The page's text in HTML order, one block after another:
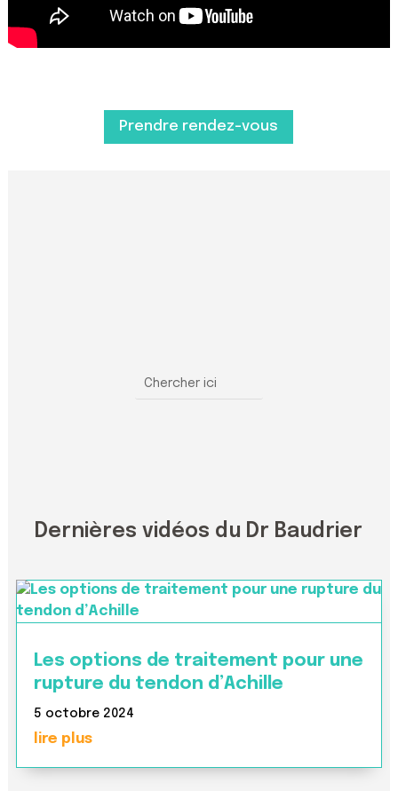
Prendre rendez-vous
Dernières vidéos du Dr Baudrier
Les options de traitement pour une
rupture du tendon d’Achille
5 octobre 2024
lire plus